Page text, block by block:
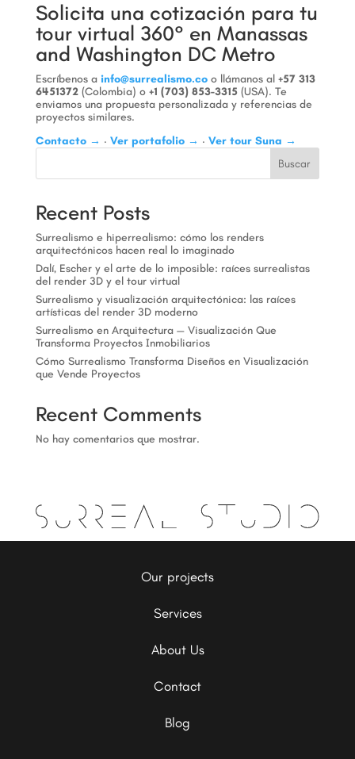
Solicita una cotización para tu
tour virtual 360° en Manassas
and Washington DC Metro
Escríbenos a info@surrealismo.coo llámanos al +57 313
6451372(Colombia) o +1 (703) 853-3315(USA). Te
enviamos una propuesta personalizada y referencias de
proyectos similares.
Contacto → · Ver portafolio → · Ver tour Suna →
Buscar
Recent Posts
Surrealismo e hiperrealismo: cómo los renders
arquitectónicos hacen real lo imaginado
Dalí, Escher y el arte de lo imposible: raíces surrealistas
del render 3D y el tour virtual
Surrealismo y visualización arquitectónica: las raíces
artísticas del render 3D moderno
Surrealismo en Arquitectura — Visualización Que
Transforma Proyectos Inmobiliarios
Cómo Surrealismo Transforma Diseños en Visualización
que Vende Proyectos
Recent Comments
No hay comentarios que mostrar.
Our projects
Services
About Us
Contact
Blog